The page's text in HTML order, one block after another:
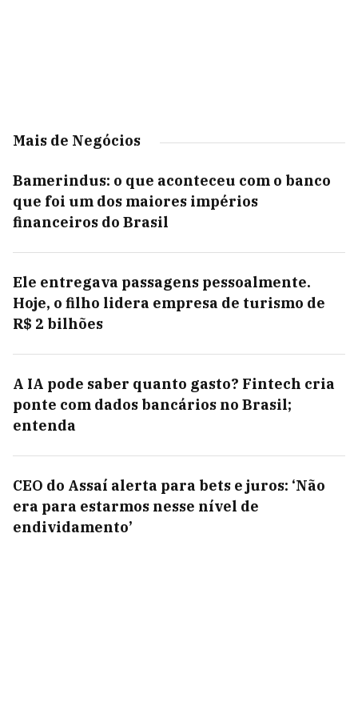
Mais de Negócios
Bamerindus: o que aconteceu com o banco
que foi um dos maiores impérios
financeiros do Brasil
Ele entregava passagens pessoalmente.
Hoje, o filho lidera empresa de turismo de
R$ 2 bilhões
A IA pode saber quanto gasto? Fintech cria
ponte com dados bancários no Brasil;
entenda
CEO do Assaí alerta para bets e juros: ‘Não
era para estarmos nesse nível de
endividamento’